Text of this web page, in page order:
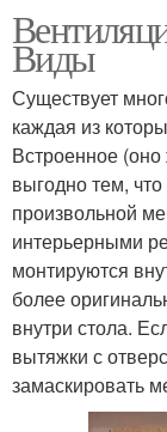
Виды
Существует
каждая из
Встроенное
выгодно тем,
произвольной
интерьерными
монтируются
более
внутри стола.
вытяжки с
замаскировать